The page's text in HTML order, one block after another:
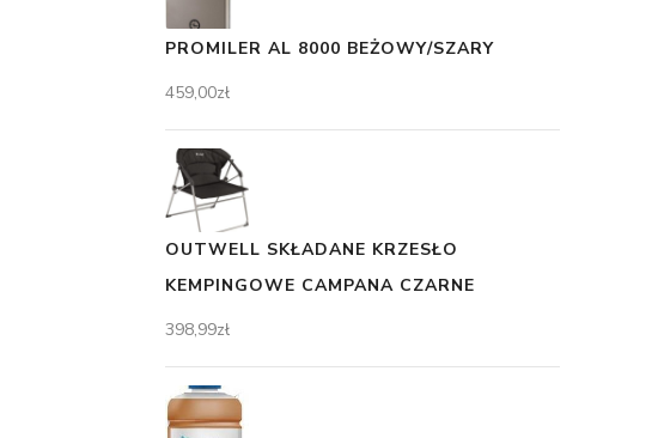
PROMILER AL 8000 BEŻOWY/SZARY
459,00zł
OUTWELL SKŁADANE KRZESŁO
KEMPINGOWE CAMPANA CZARNE
398,99zł